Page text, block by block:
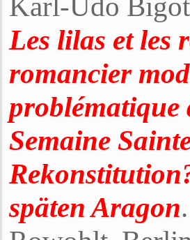
Les lilas et les
romancier
problématique
Semaine
späten Aragon.